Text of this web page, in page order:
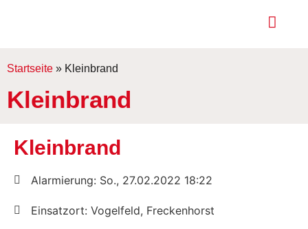
Startseite » Kleinbrand
Kleinbrand
Kleinbrand
Alarmierung: So., 27.02.2022 18:22
Einsatzort: Vogelfeld, Freckenhorst